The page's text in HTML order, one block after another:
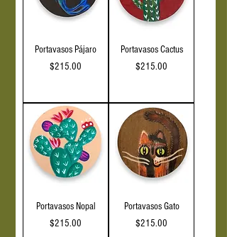
Portavasos Pájaro
Precio
$215.00
Portavasos Cactus
Precio
$215.00
Portavasos Nopal
Precio
$215.00
Portavasos Gato
Precio
$215.00